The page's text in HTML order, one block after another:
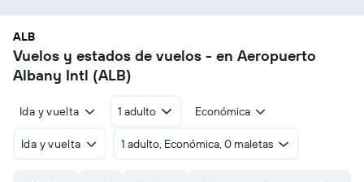
ALB
Vuelos y estados de vuelos - en Aeropuerto
Albany Intl (ALB)
Ida y vuelta 1 adulto Económica
Ida y vuelta 1 adulto, Económica, 0 maletas